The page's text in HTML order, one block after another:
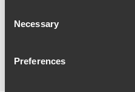
Selection
Necessary
Preferences
co miesiąc.